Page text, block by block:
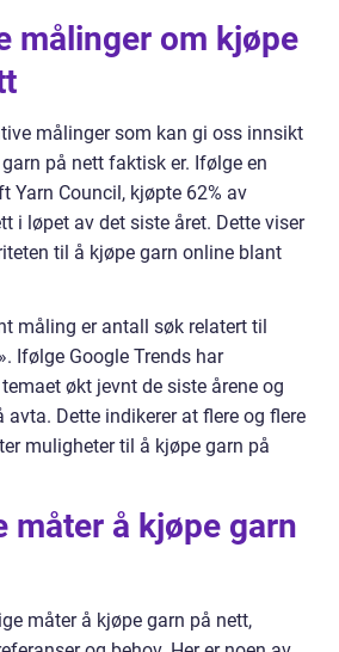
målinger om kjøpe
målinger som kan gi oss innsikt
på nett faktisk er. Ifølge en
Yarn Council, kjøpte 62% av
i løpet av det siste året. Dette viser
til å kjøpe garn online blant
måling er antall søk relatert til
Ifølge Google Trends har
økt jevnt de siste årene og
avta. Dette indikerer at flere og flere
muligheter til å kjøpe garn på
måter å kjøpe garn
måter å kjøpe garn på nett,